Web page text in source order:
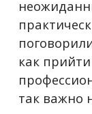
как
так важно